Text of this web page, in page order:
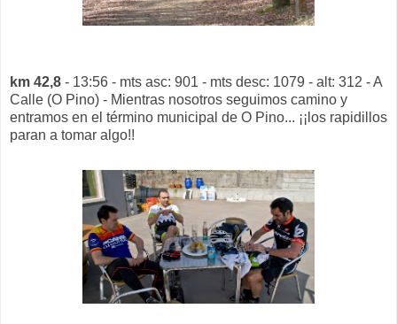
km 42,8 - 13:56 - mts asc: 901 - mts desc: 1079 - alt: 312 - A
Calle (O Pino) - Mientras nosotros seguimos camino y
entramos en el término municipal de O Pino... ¡¡los rapidillos
paran a tomar algo!!